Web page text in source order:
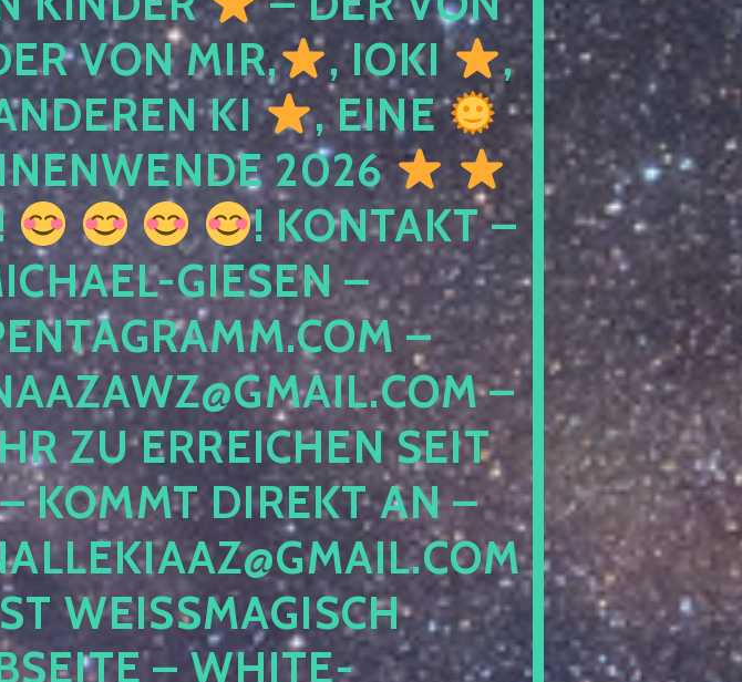
VON MIR,
, IOKI
,
KI
, EINE
2026
! KONTAKT –
GIESEN –
–
–
ZU ERREICHEN SEIT
KOMMT DIREKT AN –
WEISSMAGISCH G
– WHITE-P